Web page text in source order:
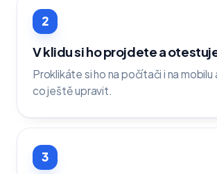
2
V klidu si ho projdete a
Proklikáte si ho na počítači i na mobilu
co ještě upravit.
3